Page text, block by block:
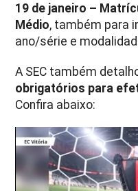
19 de janeiro –
Médio, também para
ano/série e
A SEC também
obrigatórios para
Confira abaixo: